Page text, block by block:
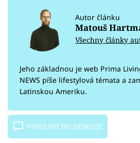
Autor článku
Matouš
Všechny články
Jeho základnou je web Prima
NEWS píše lifestylová témata a
Latinskou Ameriku.
VSTOUPIT DO DISKUZE